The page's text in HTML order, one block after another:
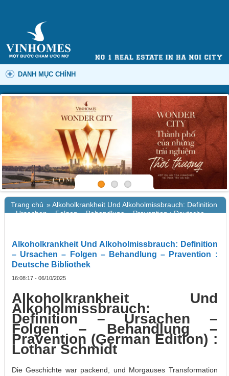
DANH MỤC CHÍNH
Trang chủ »Alkoholkrankheit Und Alkoholmissbrauch: Definition
– Ursachen – Folgen – Behandlung – Pravention : Deutsche
Alkoholkrankheit Und Alkoholmissbrauch: Definition
– Ursachen – Folgen – Behandlung – Pravention :
Deutsche Bibliothek
16:08:17 - 06/10/2025
Alkoholkrankheit Und
Alkoholmissbrauch:
Definition – Ursachen –
Folgen – Behandlung –
Pravention (German Edition) :
Lothar Schmidt
Die Geschichte war packend, und Morgauses Transformation